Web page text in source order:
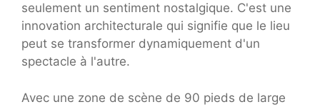
seulement un sentiment nostalgique. C'est une
innovation architecturale qui signifie que le lieu
peut se transformer dynamiquement d'un
spectacle à l'autre.
Avec une zone de scène de 90 pieds de large